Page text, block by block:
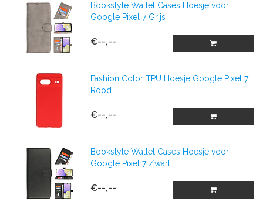
Bookstyle Wallet Cases Hoesje voor
Google Pixel 7 Grijs
€--,--
Fashion Color TPU Hoesje Google Pixel 7
Rood
€--,--
Bookstyle Wallet Cases Hoesje voor
Google Pixel 7 Zwart
€--,--